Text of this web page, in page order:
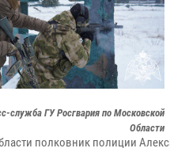
служба ГУ Росгвария по Московской
Области
полковник полиции